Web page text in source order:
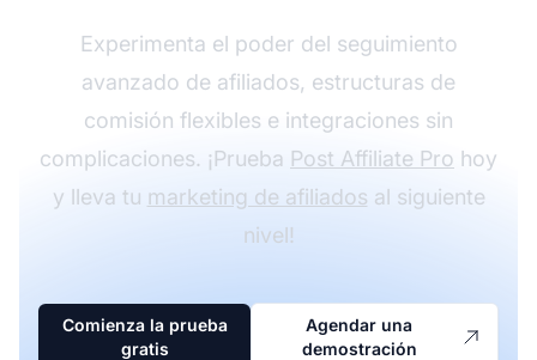
Experimenta el poder del seguimiento
avanzado de afiliados, estructuras de
comisión flexibles e integraciones sin
complicaciones. ¡Prueba Post Affiliate Pro hoy
y lleva tu marketing de afiliados al siguiente
nivel!
Comienza la prueba
gratis
Agendar una
demostración